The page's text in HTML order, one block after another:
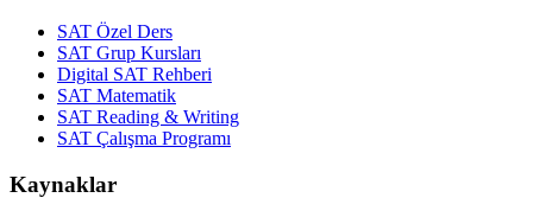
SAT Özel Ders
SAT Grup Kursları
Digital SAT Rehberi
SAT Matematik
SAT Reading & Writing
SAT Çalışma Programı
Kaynaklar